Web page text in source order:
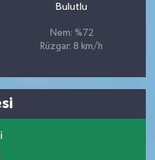
Bulutlu
Nem: %72
Rüzgar: 8 km/h